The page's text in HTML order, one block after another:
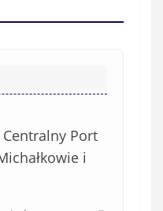
w
(
Port
i